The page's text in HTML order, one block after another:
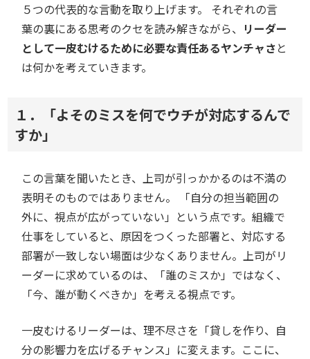
５つの代表的な言動を取り上げます。 それぞれの言
葉の裏にある思考のクセを読み解きながら、 リーダー
として一皮むけるために必要な責任あるヤンチャさと
は何かを考えていきます。
１．「よそのミスを何でウチが対応するんで
すか」
この言葉を聞いたとき、上司が引っかかるのは不満の
表明そのものではありません。 「自分の担当範囲の
外に、視点が広がっていない」という点です。組織で
仕事をしていると、原因をつくった部署と、対応する
部署が一致しない場面は少なくありません。上司がリ
ーダーに求めているのは、「誰のミスか」ではなく、
「今、誰が動くべきか」を考える視点です。
一皮むけるリーダーは、理不尽さを「貸しを作り、自
分の影響力を広げるチャンス」に変えます。ここに、